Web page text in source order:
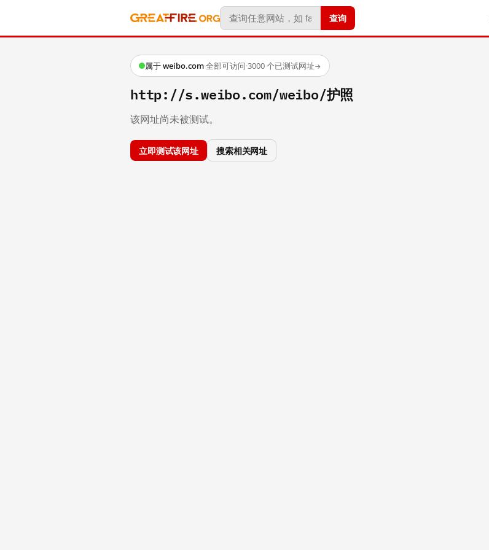
查询
属于 weibo.com·全部可访问·3000 个已测试网址→
http://s.weibo.com/weibo/护照
该网址尚未被测试。
立即测试该网址 搜索相关网址